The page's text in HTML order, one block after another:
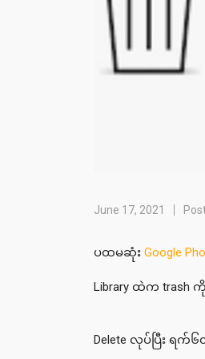
June 17, 2021
ပထမဆုံး Google
Library ထဲက trash ကို
Delete လုပ်ပြီး ရက်